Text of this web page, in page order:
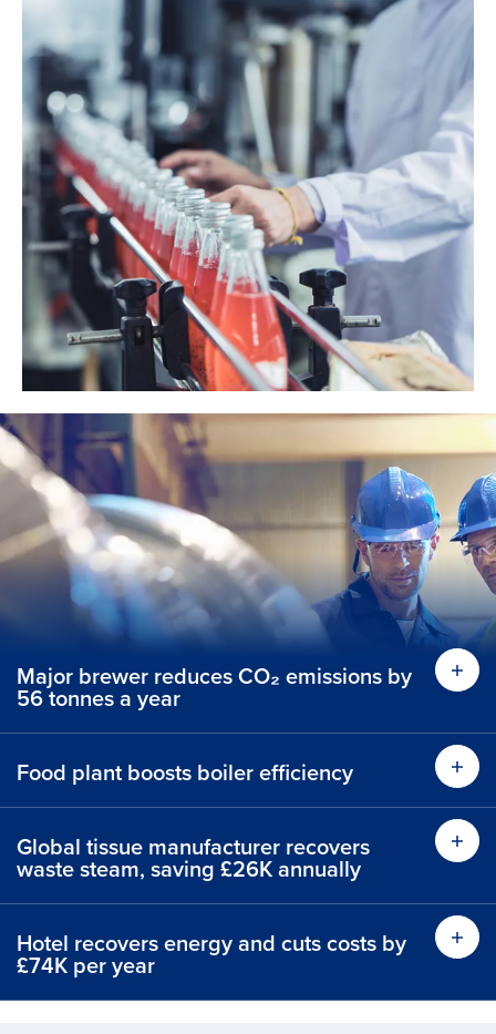
Major brewer reduces CO₂ emissions by
56 tonnes a year
Food plant boosts boiler efficiency
Global tissue manufacturer recovers
waste steam, saving £26K annually
Hotel recovers energy and cuts costs by
£74K per year